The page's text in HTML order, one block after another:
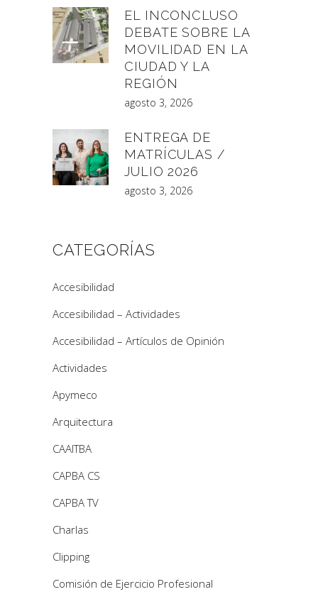
EL INCONCLUSO
DEBATE SOBRE LA
MOVILIDAD EN LA
CIUDAD Y LA
REGIÓN
agosto 3, 2026
ENTREGA DE
MATRÍCULAS /
JULIO 2026
agosto 3, 2026
CATEGORÍAS
Accesibilidad
Accesibilidad – Actividades
Accesibilidad – Artículos de Opinión
Actividades
Apymeco
Arquitectura
CAAITBA
CAPBA CS
CAPBA TV
Charlas
Clipping
Comisión de Ejercicio Profesional